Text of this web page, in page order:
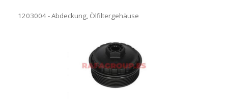
1203004 - Abdeckung, Ölfiltergehäuse